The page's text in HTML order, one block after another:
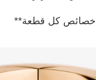
خصائص كل قطعة**